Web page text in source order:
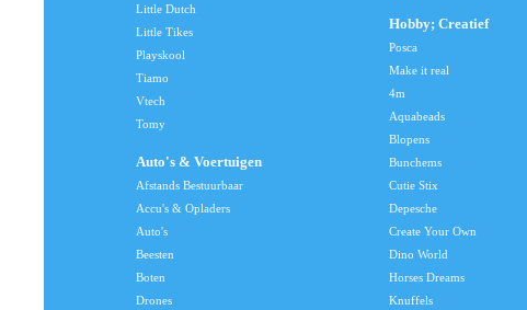
Little Dutch
Little Tikes
Playskool
Tiamo
Vtech
Tomy
Auto's & Voertuigen
Afstands Bestuurbaar
Accu's & Opladers
Auto's
Beesten
Boten
Drones
Hobby; Creatief
Posca
Make it real
4m
Aquabeads
Blopens
Bunchems
Cutie Stix
Depesche
Create Your Own
Dino World
Horses Dreams
Knuffels